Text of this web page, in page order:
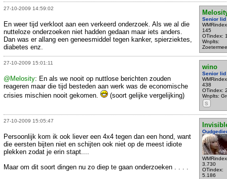
27-10-2009 14:59:02
Senior lid
145
OTindex:
Wnplts:
En weer tijd verkloot aan een verkeerd onderzoek. Als we al die
nutteloze onderzoeken niet hadden gedaan maar iets anders.
Dan was er allang een geneesmiddel tegen kanker, spierziektes,
diabetes enz.
27-10-2009 15:01:11
wino
Senior lid
438
OTindex:
Wnplts:
S
@Melosity: En als we nooit op nuttlose berichten zouden
reageren maar die tijd besteden aan werk was de economische
crisies mischien nooit gekomen.
(soort gelijke vergelijking)
27-10-2009 15:05:47
3.730
OTindex:
5.186
Persoonlijk kom ik ook liever een 4x4 tegen dan een hond, want
die eersten bijten niet en schijten ook niet op de meest idiote
plekken zodat je erin stapt....
Maar om dit soort dingen nu zo diep te gaan onderzoeken . . . .